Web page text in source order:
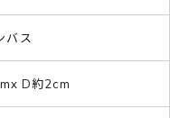
バス
D約2cm